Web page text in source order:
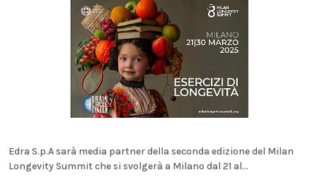
Edra S.p.A sarà media partner della seconda edizione del Milan
Longevity Summit che si svolgerà a Milano dal 21 al...